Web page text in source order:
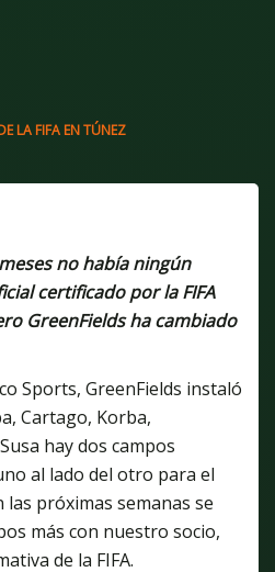
LA FIFA EN TÚNEZ
no había ningún
certificado por la FIFA
GreenFields ha cambiado
Sports, GreenFields instaló
Cartago, Korba,
hay dos campos
al lado del otro para el
las próximas semanas se
más con nuestro socio,
de la FIFA.